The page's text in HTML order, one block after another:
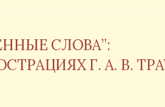
СЛОВА”:
Г. А. В.